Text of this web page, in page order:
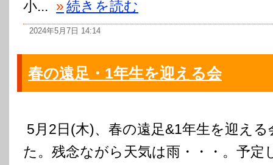
小... »続きを読む
2024年5月7日 14:14
春の遠足・1年生を迎える会
5月2日(木)、春の遠足&1年生を迎え
た。残念ながら天気は雨・・・。予定